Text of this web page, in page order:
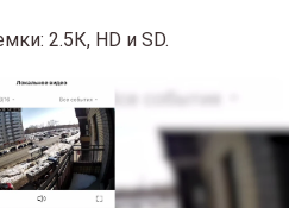
2.5К, HD и SD.